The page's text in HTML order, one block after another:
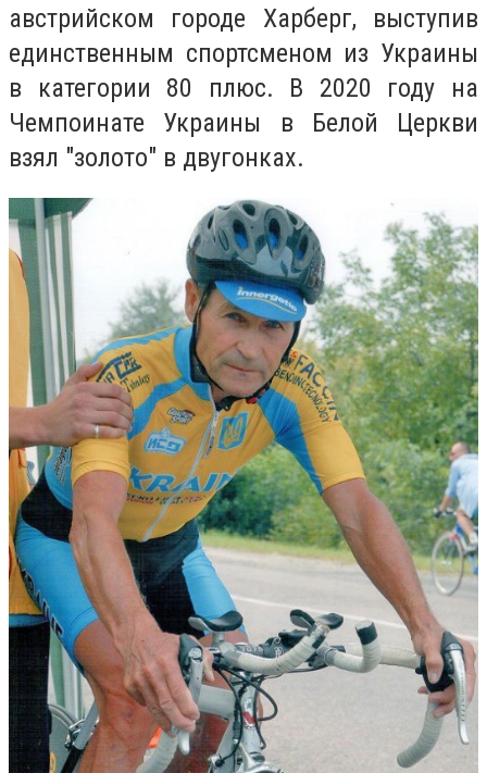
австрийском городе Харберг, выступив
единственным спортсменом из Украины
в категории 80 плюс. В 2020 году на
Чемпоинате Украины в Белой Церкви
взял "золото" в двугонках.